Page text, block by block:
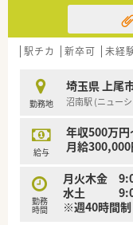
■独立したい方
立した方もいま
を尊重しながら
■質の高い医療
り、社員が専門
す。
【こんな方にオス
■八戸市内で高
を超える条件を
想のワークライ
■在宅業務に興
駅チカ 新卒可 未経
勤務地
埼玉県 上尾
沼南駅 (ニュー
給与
年収500万
月給
勤務
時間
月火木金
水土 9:00
※週40時間制